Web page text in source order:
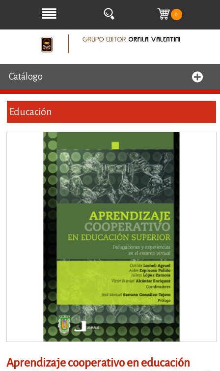
0
Catálogo
Educación
Aprendizaje cooperativo en educación